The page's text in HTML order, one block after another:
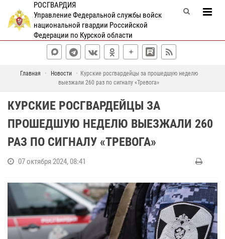
РОСГВАРДИЯ
Управление Федеральной службы войск
национальной гвардии Российской
Федерации по Курской области
Главная Новости
Курские росгвардейцы за прошедшую неделю
выезжали 260 раз по сигналу «Тревога»
КУРСКИЕ РОСГВАРДЕЙЦЫ ЗА
ПРОШЕДШУЮ НЕДЕЛЮ ВЫЕЗЖАЛИ 260
РАЗ ПО СИГНАЛУ «ТРЕВОГА»
07 октября 2024, 08:41